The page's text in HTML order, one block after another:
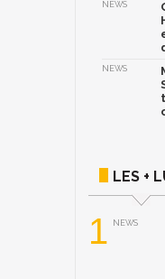
NEWS
NEWS
LES +
1 NEWS